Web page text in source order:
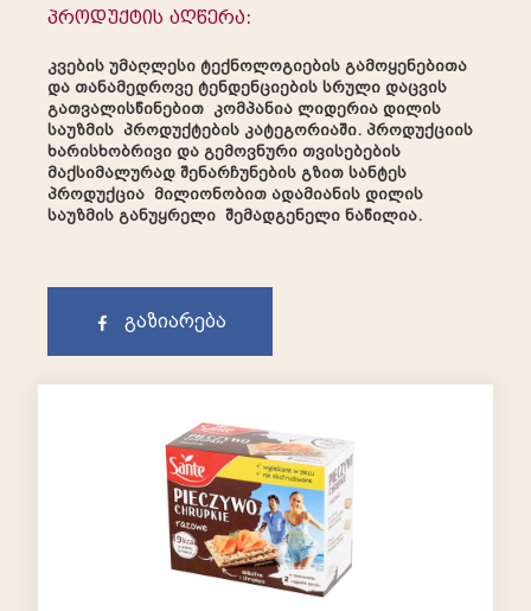
პროდუქტის აღწერა:
კვების უმაღლესი ტექნოლოგიების გამოყენებითა
და თანამედროვე ტენდენციების სრული დაცვის
გათვალისწინებით კომპანია ლიდერია დილის
საუზმის პროდუქტების კატეგორიაში. პროდუქციის
ხარისხობრივი და გემოვნური თვისებების
მაქსიმალურად შენარჩუნების გზით სანტეს
პროდუქცია მილიონობით ადამიანის დილის
საუზმის განუყრელი შემადგენელი ნაწილია.
გაზიარება